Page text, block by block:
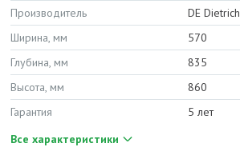
Производитель
DE Dietrich
Ширина, мм
570
Глубина, мм
835
Высота, мм
860
Гарантия
5 лет
Все характеристики